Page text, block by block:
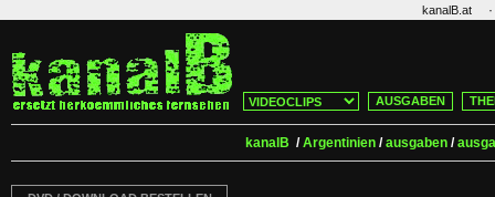
kanalB.at ·
AUSGABEN
kanalB /Argentinien /ausgaben /